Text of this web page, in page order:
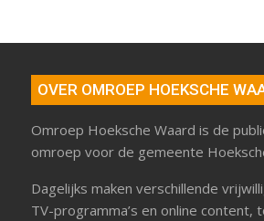
OVER OMROEP HOEKSCHE
Omroep Hoeksche Waard is de
omroep voor de gemeente
Dagelijks maken verschillende
TV-programma’s en online content,